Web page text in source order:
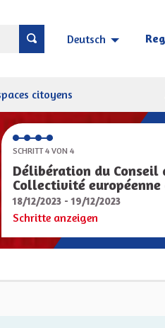
Deutsch Choisir la
citoyens
SCHRITT 4 VON 4
Délibération du Conseil
Collectivité européenne
18/12/2023 - 19/12/2023
Schritte anzeigen